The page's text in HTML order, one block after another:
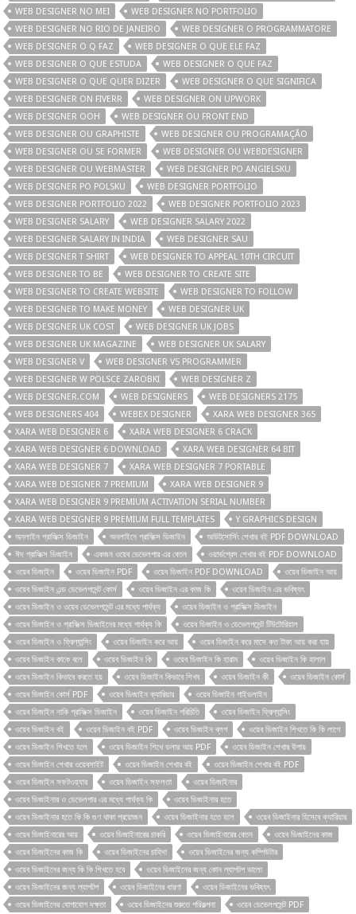
WEB DESIGNER NO MEI
WEB DESIGNER NO PORTFOLIO
WEB DESIGNER NO RIO DE JANEIRO
WEB DESIGNER O PROGRAMMATORE
WEB DESIGNER O Q FAZ
WEB DESIGNER O QUE ELE FAZ
WEB DESIGNER O QUE ESTUDA
WEB DESIGNER O QUE FAZ
WEB DESIGNER O QUE QUER DIZER
WEB DESIGNER O QUE SIGNIFICA
WEB DESIGNER ON FIVERR
WEB DESIGNER ON UPWORK
WEB DESIGNER OOH
WEB DESIGNER OU FRONT END
WEB DESIGNER OU GRAPHISTE
WEB DESIGNER OU PROGRAMAÇÃO
WEB DESIGNER OU SE FORMER
WEB DESIGNER OU WEBDESIGNER
WEB DESIGNER OU WEBMASTER
WEB DESIGNER PO ANGIELSKU
WEB DESIGNER PO POLSKU
WEB DESIGNER PORTFOLIO
WEB DESIGNER PORTFOLIO 2022
WEB DESIGNER PORTFOLIO 2023
WEB DESIGNER SALARY
WEB DESIGNER SALARY 2022
WEB DESIGNER SALARY IN INDIA
WEB DESIGNER SAU
WEB DESIGNER T SHIRT
WEB DESIGNER TO APPEAL 10TH CIRCUIT
WEB DESIGNER TO BE
WEB DESIGNER TO CREATE SITE
WEB DESIGNER TO CREATE WEBSITE
WEB DESIGNER TO FOLLOW
WEB DESIGNER TO MAKE MONEY
WEB DESIGNER UK
WEB DESIGNER UK COST
WEB DESIGNER UK JOBS
WEB DESIGNER UK MAGAZINE
WEB DESIGNER UK SALARY
WEB DESIGNER V
WEB DESIGNER VS PROGRAMMER
WEB DESIGNER W POLSCE ZAROBKI
WEB DESIGNER Z
WEB DESIGNER.COM
WEB DESIGNERS
WEB DESIGNERS 2175
WEB DESIGNERS 404
WEBEX DESIGNER
XARA WEB DESIGNER 365
XARA WEB DESIGNER 6
XARA WEB DESIGNER 6 CRACK
XARA WEB DESIGNER 6 DOWNLOAD
XARA WEB DESIGNER 64 BIT
XARA WEB DESIGNER 7
XARA WEB DESIGNER 7 PORTABLE
XARA WEB DESIGNER 7 PREMIUM
XARA WEB DESIGNER 9
XARA WEB DESIGNER 9 PREMIUM ACTIVATION SERIAL NUMBER
XARA WEB DESIGNER 9 PREMIUM FULL TEMPLATES
Y GRAPHICS DESIGN
অনলাইন গ্রাফিক্স ডিজাইন
অনলাইনে গ্রাফিক্স ডিজাইন
আউটসোর্সিং শেখার বই PDF DOWNLOAD
ঈদ গ্রাফিক্স ডিজাইন
একজন ওয়েব ডেভেলপার এর বেতন
ওয়ার্ডপ্রেস শেখার বই PDF DOWNLOAD
ওয়েব ডিজাইন
ওয়েব ডিজাইন PDF ওয়েব ডিজাইন PDF DOWNLOAD
ওয়েব ডিজাইন আয়
ওয়েব ডিজাইন এন্ড ডেভেলপমেন্ট কোর্স
ওয়েব ডিজাইন এর কাজ কি
ওয়েব ডিজাইন এর ভবিষ্যৎ
ওয়েব ডিজাইন ও ওয়েব ডেভেলপমেন্ট এর মধ্যে পার্থক্য
ওয়েব ডিজাইন ও গ্রাফিক্স ডিজাইন
ওয়েব ডিজাইন ও গ্রাফিক্স ডিজাইনের মধ্যে পার্থক্য কি
ওয়েব ডিজাইন ও ডেভেলপমেন্ট টিউটোরিয়াল
ওয়েব ডিজাইন ও ফ্রিল্যান্সিং
ওয়েব ডিজাইন করে আয়
ওয়েব ডিজাইন করে মাসে কত টাকা আয় করা যায়
ওয়েব ডিজাইন কাকে বলে
ওয়েব ডিজাইন কি ওয়েব ডিজাইন কি হারাম
ওয়েব ডিজাইন কি হালাল
ওয়েব ডিজাইন কিভাবে করতে হয়
ওয়েব ডিজাইন কিভাবে শিখব ওয়েব ডিজাইন কী
ওয়েব ডিজাইন কোর্স
ওয়েব ডিজাইন কোর্স PDF
ওয়েব ডিজাইন ক্যারিয়ার
ওয়েব ডিজাইন গাইডলাইন
ওয়েব ডিজাইন নাকি গ্রাফিক্স ডিজাইন
ওয়েব ডিজাইন পরিচিতি
ওয়েব ডিজাইন ফ্রিল্যান্সিং
ওয়েব ডিজাইন বই
ওয়েব ডিজাইন বই PDF ওয়েব ডিজাইন ব্লগ
ওয়েব ডিজাইন শিখতে কি কি লাগে
ওয়েব ডিজাইন শিখতে হলে
ওয়েব ডিজাইন শিখে ডলার আয় PDF
ওয়েব ডিজাইন শেখার উপায়
ওয়েব ডিজাইন শেখার ওয়েবসাইট
ওয়েব ডিজাইন শেখার বই
ওয়েব ডিজাইন শেখার বই PDF
ওয়েব ডিজাইন সফটওয়্যার
ওয়েব ডিজাইন সফলতা
ওয়েব ডিজাইনার
ওয়েব ডিজাইনার ও ডেভেলপার এর মধ্যে পার্থক্য কি
ওয়েব ডিজাইনার হতে
ওয়েব ডিজাইনার হতে কি কি গুণ থাকা প্রয়োজন
ওয়েব ডিজাইনার হতে হলে
ওয়েব ডিজাইনার হিসেবে ক্যারিয়ার
ওয়েব ডিজাইনারের আয়
ওয়েব ডিজাইনারের চাকরি ওয়েব ডিজাইনারের বেতন
ওয়েব ডিজাইনের কাজ
ওয়েব ডিজাইনের কাজ কি
ওয়েব ডিজাইনের চাহিদা
ওয়েব ডিজাইনের জন্য কম্পিউটার
ওয়েব ডিজাইনের জন্য কি কি শিখতে হবে
ওয়েব ডিজাইনের জন্য কোন ল্যাপটপ ভালো
ওয়েব ডিজাইনের জন্য ল্যাপটপ
ওয়েব ডিজাইনের ধারণা
ওয়েব ডিজাইনের ভবিষ্যৎ
ওয়েব ডিজাইনের যোগাযোগ দক্ষতা
ওয়েব ডিজাইনের শুরুতে পরিকল্পনা ওয়েব ডেভেলপমেন্ট PDF